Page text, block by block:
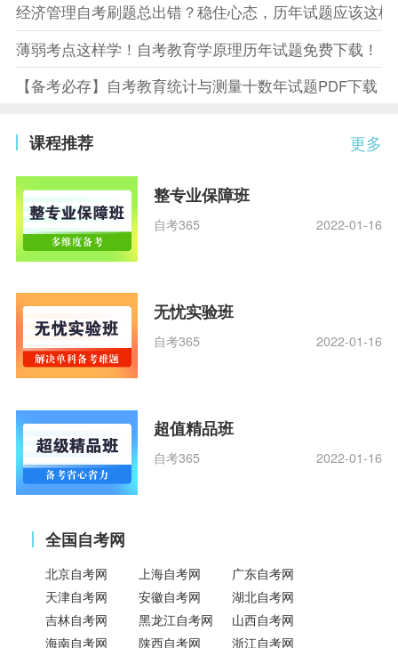
经济管理自考刷题总出错？稳住心态，历年试题应该这样
薄弱考点这样学！自考教育学原理历年试题免费下载！
【备考必存】自考教育统计与测量十数年试题PDF下载
更多
课程推荐
整专业保障班
自考365 2022-01-16
无忧实验班
自考365 2022-01-16
超值精品班
自考365 2022-01-16
全国自考网
北京自考网 上海自考网
广东自考网
天津自考网
安徽自考网
湖北自考网
吉林自考网
黑龙江自考网
山西自考网
海南自考网
陕西自考网 浙江自考网